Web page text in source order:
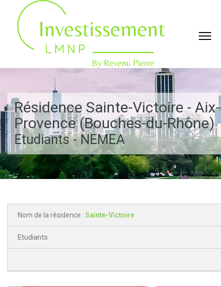
Résidence Sainte-Victoire -
Provence (Bouches-du-Rhône)
Etudiants - NEMEA
Nom de la résidence : Sainte-Victoire
Etudiants